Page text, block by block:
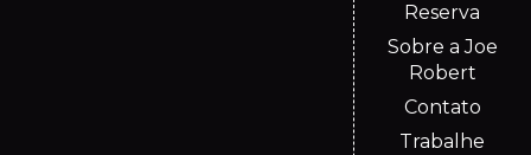
Reserva
Sobre a Joe
Robert
Contato
Trabalhe